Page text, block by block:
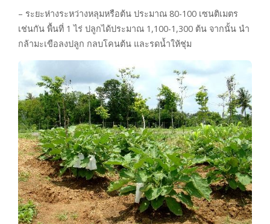
– ระยะห่างระหว่างหลุมหรือต้น ประมาณ 80-100 เซนติเมตร
เช่นกัน พื้นที่ 1 ไร่ ปลูกได้ประมาณ 1,100-1,300 ต้น จากนั้น นำ
กล้ามะเขือลงปลูก กลบโคนต้น และรดน้ำให้ชุ่ม